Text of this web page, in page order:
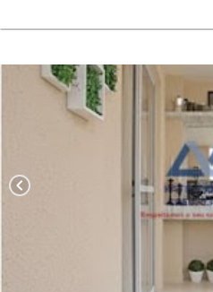
chevron_left